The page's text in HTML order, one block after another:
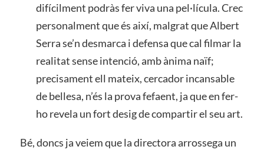
difícilment podràs fer viva una pel·lícula. Crec
personalment que és així, malgrat que Albert
Serra se’n desmarca i defensa que cal filmar la
realitat sense intenció, amb ànima naïf;
precisament ell mateix, cercador incansable
de bellesa, n’és la prova fefaent, ja que en fer-
ho revela un fort desig de compartir el seu art.
Bé, doncs ja veiem que la directora arrossega un